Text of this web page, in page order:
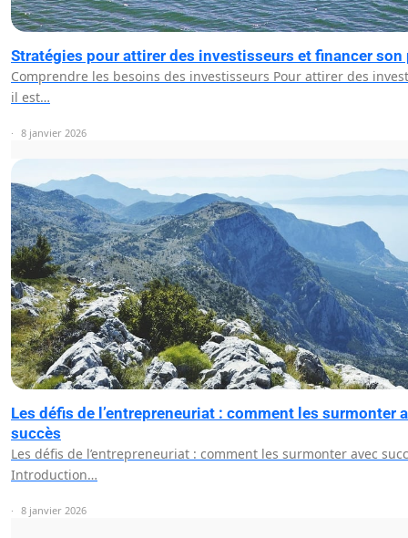
Stratégies pour attirer des investisseurs et financer son
Comprendre les besoins des investisseurs Pour attirer des
il est…
8 janvier 2026
Les défis de l’entrepreneuriat : comment les surmonter
succès
Les défis de l’entrepreneuriat : comment les surmonter avec
Introduction…
8 janvier 2026